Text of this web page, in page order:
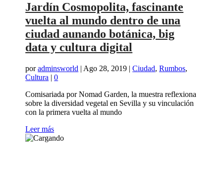
Jardín Cosmopolita, fascinante
vuelta al mundo dentro de una
ciudad aunando botánica, big
data y cultura digital
poradminsworld | Ago 28, 2019 |Ciudad,Rumbos,
Cultura |0
Comisariada por Nomad Garden, la muestra reflexiona
sobre la diversidad vegetal en Sevilla y su vinculación
con la primera vuelta al mundo
Leer más